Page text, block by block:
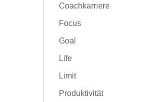
Coachkarriere
Focus
Goal
Life
Limit
Produktivität